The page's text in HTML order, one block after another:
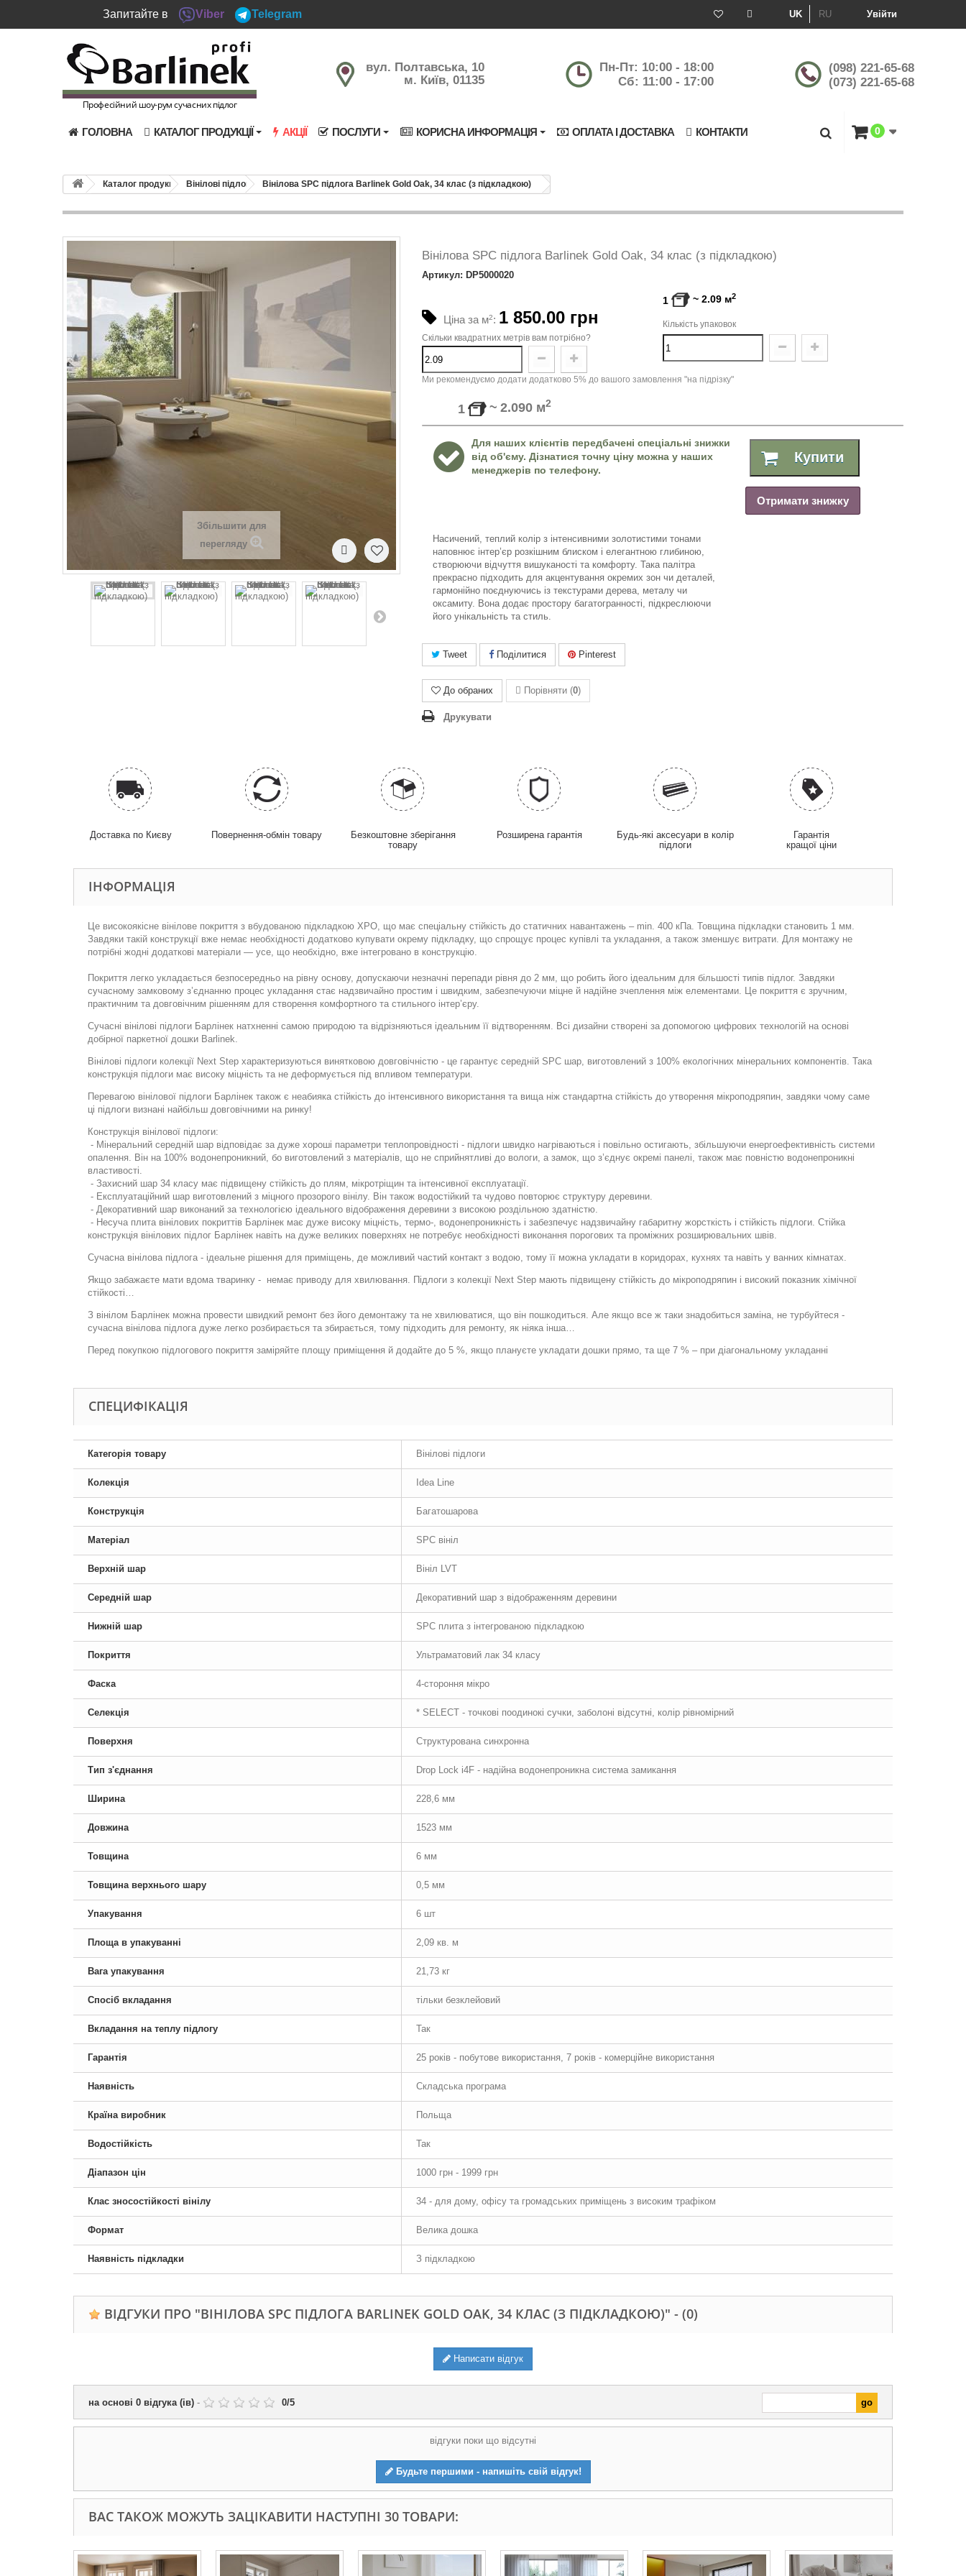
Запитайте в Viber Telegram Увійти
UK RU
Професійний шоу-рум сучасних підлог
вул. Полтавська, 10
м. Київ, 01135
Пн-Пт: 10:00 - 18:00
Сб: 11:00 - 17:00
(098) 221-65-68
(073) 221-65-68
ГОЛОВНА КАТАЛОГ ПРОДУКЦІЇ АКЦІЇ ПОСЛУГИ КОРИСНА ИНФОРМАЦІЯ ОПЛАТА І ДОСТАВКА КОНТАКТИ 0
Каталог продукції Вінілові підлоги Вінілова SPC підлога Barlinek Gold Oak, 34 клас (з підкладкою)
Збільшити для
перегляду
Вінілова SPC підлога Barlinek Gold Oak, 34 клас (з підкладкою)
Артикул: DP5000020
Ціна за м2: 1 850.00 грн
1 ~ 2.09 м2
Кількість упаковок
Скільки квадратних метрів вам потрібно?
Ми рекомендуємо додати додатково 5% до вашого замовлення "на підрізку"
1 ~ 2.090 м2
Для наших клієнтів передбачені спеціальні знижки
від об'єму. Дізнатися точну ціну можна у наших
менеджерів по телефону.
Купити
Отримати знижку
Насичений, теплий колір з інтенсивними золотистими тонами
наповнює інтер’єр розкішним блиском і елегантною глибиною,
створюючи відчуття вишуканості та комфорту. Така палітра
прекрасно підходить для акцентування окремих зон чи деталей,
гармонійно поєднуючись із текстурами дерева, металу чи
оксамиту. Вона додає простору багатогранності, підкреслюючи
його унікальність та стиль.
Tweet Поділитися Pinterest
До обраних Порівняти (0)
Друкувати
Доставка по Києву Повернення-обмін товару
Безкоштовне зберігання
товару
Розширена гарантія
Будь-які аксесуари в колір
підлоги
Гарантія
кращої ціни
ІНФОРМАЦІЯ
Це високоякісне вінілове покриття з вбудованою підкладкою XPO, що має спеціальну стійкість до статичних навантажень – min. 400 кПa. Товщина підкладки становить 1 мм.
Завдяки такій конструкції вже немає необхідності додатково купувати окрему підкладку, що спрощує процес купівлі та укладання, а також зменшує витрати. Для монтажу не
потрібні жодні додаткові матеріали — усе, що необхідно, вже інтегровано в конструкцію.
Покриття легко укладається безпосередньо на рівну основу, допускаючи незначні перепади рівня до 2 мм, що робить його ідеальним для більшості типів підлог. Завдяки
сучасному замковому з’єднанню процес укладання стає надзвичайно простим і швидким, забезпечуючи міцне й надійне зчеплення між елементами. Це покриття є зручним,
практичним та довговічним рішенням для створення комфортного та стильного інтер’єру.
Сучасні вінілові підлоги Барлінек натхненні самою природою та відрізняються ідеальним її відтворенням. Всі дизайни створені за допомогою цифрових технологій на основі
добірної паркетної дошки Barlinek.
Вінілові підлоги колекції Next Step характеризуються винятковою довговічністю - це гарантує середній SPC шар, виготовлений з 100% екологічних мінеральних компонентів. Така
конструкція підлоги має високу міцність та не деформується під впливом температури.
Перевагою вінілової підлоги Барлінек також є неабияка стійкість до інтенсивного використання та вища ніж стандартна стійкість до утворення мікроподряпин, завдяки чому саме
ці підлоги визнані найбільш довговічними на ринку!
Конструкція вінілової підлоги:
- Мінеральний середній шар відповідає за дуже хороші параметри теплопровідності - підлоги швидко нагріваються і повільно остигають, збільшуючи енергоефективність системи
опалення. Він на 100% водонепроникний, бо виготовлений з матеріалів, що не сприйнятливі до вологи, а замок, що з’єднує окремі панелі, також має повністю водонепроникні
властивості.
- Захисний шар 34 класу має підвищену стійкість до плям, мікротріщин та інтенсивної експлуатації.
- Експлуатаційний шар виготовлений з міцного прозорого вінілу. Він також водостійкий та чудово повторює структуру деревини.
- Декоративний шар виконаний за технологією ідеального відображення деревини з високою роздільною здатністю.
- Несуча плита вінілових покриттів Барлінек має дуже високу міцність, термо-, водонепроникність і забезпечує надзвичайну габаритну жорсткість і стійкість підлоги. Стійка
конструкція вінілових підлог Барлінек навіть на дуже великих поверхнях не потребує необхідності виконання порогових та проміжних розширювальних швів.
Сучасна вінілова підлога - ідеальне рішення для приміщень, де можливий частий контакт з водою, тому її можна укладати в коридорах, кухнях та навіть у ванних кімнатах.
Якщо забажаєте мати вдома тваринку - немає приводу для хвилювання. Підлоги з колекції Next Step мають підвищену стійкість до мікроподряпин і високий показник хімічної
стійкості…
З вінілом Барлінек можна провести швидкий ремонт без його демонтажу та не хвилюватися, що він пошкодиться. Але якщо все ж таки знадобиться заміна, не турбуйтеся -
сучасна вінілова підлога дуже легко розбирається та збирається, тому підходить для ремонту, як ніяка інша…
Перед покупкою підлогового покриття заміряйте площу приміщення й додайте до 5 %, якщо плануєте укладати дошки прямо, та ще 7 % – при діагональному укладанні
СПЕЦИФІКАЦІЯ
Категорія товару Вінілові підлоги
Колекція Idea Line
Конструкція Багатошарова
Матеріал SPC вініл
Верхній шар Вініл LVT
Середній шар Декоративний шар з відображенням деревини
Нижній шар SPC плита з інтегрованою підкладкою
Покриття Ультраматовий лак 34 класу
Фаска 4-стороння мікро
Селекція * SELECT - точкові поодинокі сучки, заболоні відсутні, колір рівномірний
Поверхня Структурована синхронна
Тип з'єднання Drop Lock i4F - надійна водонепроникна система замикання
Ширина 228,6 мм
Довжина 1523 мм
Товщина 6 мм
Товщина верхнього шару 0,5 мм
Упакування 6 шт
Площа в упакуванні 2,09 кв. м
Вага упакування 21,73 кг
Спосіб вкладання тільки безклейовий
Вкладання на теплу підлогу Так
Гарантія 25 років - побутове використання, 7 років - комерційне використання
Наявність Складська програма
Країна виробник Польща
Водостійкість Так
Діапазон цін 1000 грн - 1999 грн
Клас зносостійкості вінілу 34 - для дому, офісу та громадських приміщень з високим трафіком
Формат Велика дошка
Наявність підкладки З підкладкою
ВІДГУКИ ПРО "ВІНІЛОВА SPC ПІДЛОГА BARLINEK GOLD OAK, 34 КЛАС (З ПІДКЛАДКОЮ)" - (0)
Написати відгук
на основі 0 відгука (ів) - 0/5
відгуки поки що відсутні
Будьте першими - напишіть свій відгук!
ВАС ТАКОЖ МОЖУТЬ ЗАЦІКАВИТИ НАСТУПНІ 30 ТОВАРИ: